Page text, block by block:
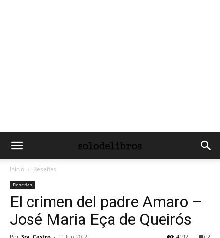
Inicio Reseñas
Reseñas
El crimen del padre Amaro –
José Maria Eça de Queirós
Por Sra. Castro - 11 Jun 2012 2
4197